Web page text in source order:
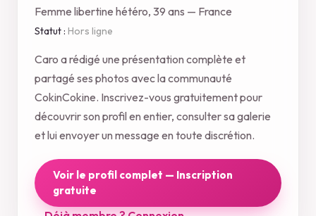
Femme libertine hétéro, 39 ans — France
Statut : Hors ligne
Caro a rédigé une présentation complète et
partagé ses photos avec la communauté
CokinCokine. Inscrivez-vous gratuitement pour
découvrir son profil en entier, consulter sa galerie
et lui envoyer un message en toute discrétion.
Voir le profil complet — Inscription
gratuite